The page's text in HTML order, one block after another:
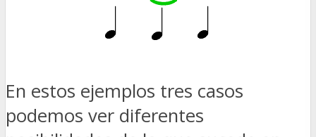
En estos ejemplos tres casos
podemos ver diferentes